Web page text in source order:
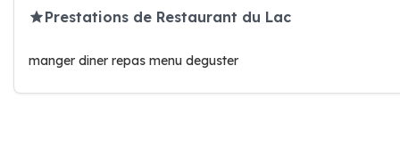
Prestations de Restaurant du Lac
manger diner repas menu deguster